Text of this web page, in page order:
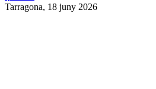
Tarragona, 18 juny 2026